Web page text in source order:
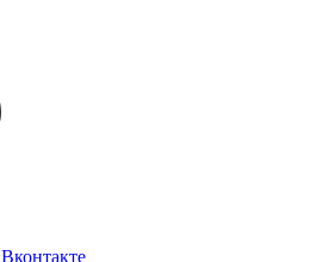
Вконтакте